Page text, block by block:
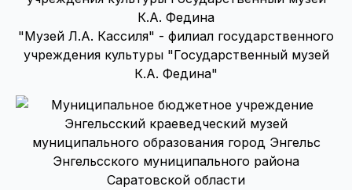
"Музей Л.А. Кассиля" - филиал государственного
учреждения культуры "Государственный музей
К.А. Федина"